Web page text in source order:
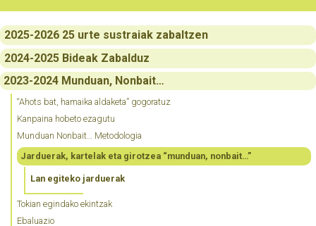
2025-2026 25 urte sustraiak zabaltzen
2024-2025 Bideak Zabalduz
2023-2024 Munduan, Nonbait…
“Ahots bat, hamaika aldaketa” gogoratuz
Kanpaina hobeto ezagutu
Munduan Nonbait… Metodologia
Jarduerak, kartelak eta girotzea “munduan, nonbait…”
Lan egiteko jarduerak
Tokian egindako ekintzak
Ebaluazio